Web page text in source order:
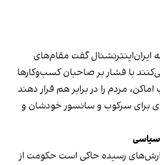
ایران‌اینترنشنال گفت مقام‌های
با فشار بر صاحبان کسب‌وکارها
مردم را در برابر هم قرار دهند
برای سرکوب و سانسور خودشان و
سیاسی
رسیده حاکی است حکومت از